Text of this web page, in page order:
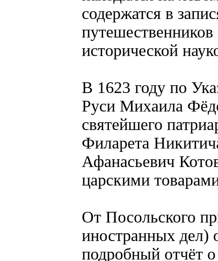
содержатся в
исторической
В 1623 году по
Руси Михаила
святейшего
Филарета
Афанасьевич
царскими
От Посольского
иностранных дел)
подробный отчёт